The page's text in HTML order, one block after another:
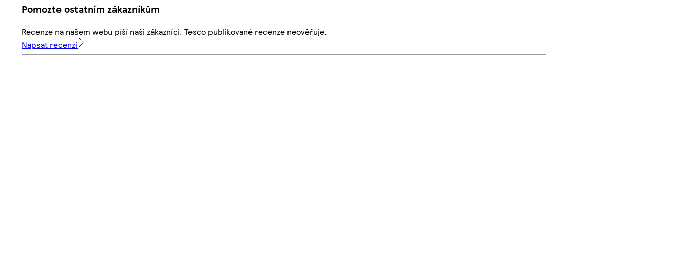
Pomozte ostatním zákazníkům
Recenze na našem webu píší naši zákazníci. Tesco publikované recenze neověřuje.
Napsat recenzi